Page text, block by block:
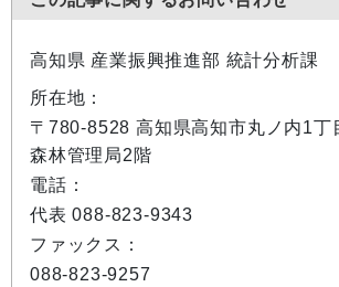
高知県 産業振興推進部 統計分析課
所在地：
〒780-8528 高知県高知市丸ノ内1丁
森林管理局2階
電話：
代表 088-823-9343
ファックス：
088-823-9257